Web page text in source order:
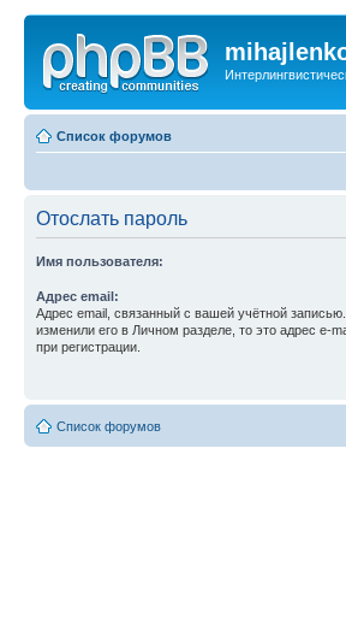
Список форумов
Отослать пароль
Имя пользователя:
Адрес email:
Адрес email, связанный с вашей учётной
изменили его в Личном разделе, то это адрес e-
при регистрации.
Список форумов